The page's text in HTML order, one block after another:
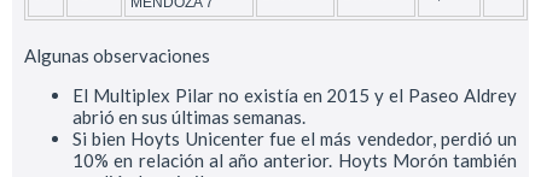
Algunas observaciones
El Multiplex Pilar no existía en 2015 y el Paseo Aldrey
abrió en sus últimas semanas.
Si bien Hoyts Unicenter fue el más vendedor, perdió un
10% en relación al año anterior. Hoyts Morón también